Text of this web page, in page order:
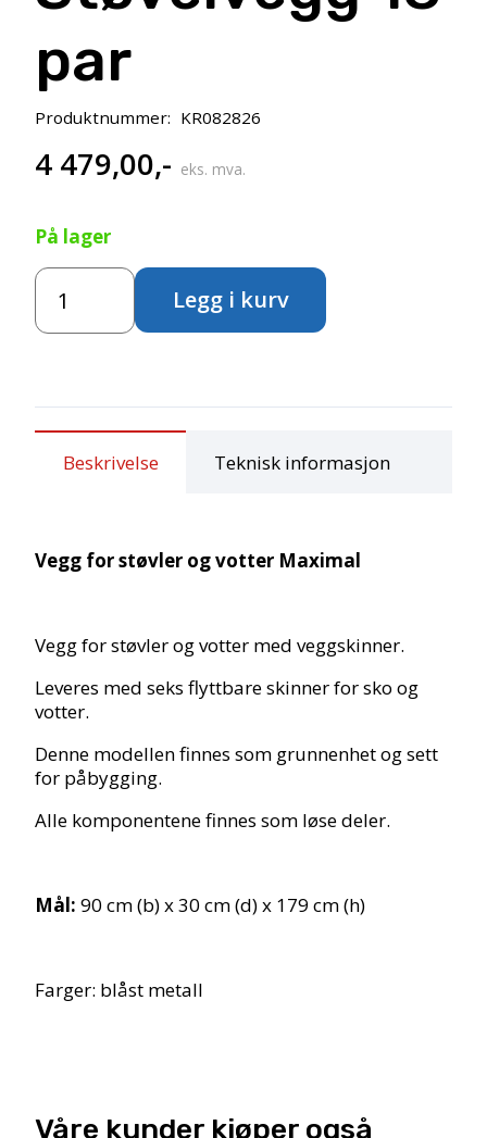
par
Produktnummer: KR082826
4 479,00,- eks. mva.
På lager
Støvelvegg
par
Legg i kurv
Beskrivelse Teknisk informasjon
Vegg for støvler og votter Maximal
Vegg for støvler og votter med veggskinner.
Leveres med seks flyttbare skinner for sko og
votter.
Denne modellen finnes som grunnenhet og sett
for påbygging.
Alle komponentene finnes som løse deler.
Mål: 90 cm (b) x 30 cm (d) x 179 cm (h)
Farger: blåst metall
Våre kunder kjøper også